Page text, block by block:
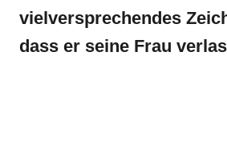
vielversprechendes
dass er seine Frau